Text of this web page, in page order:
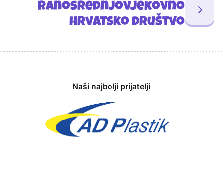
Ranosrednjovjekovno
hrvatsko društvo
Naši najbolji prijatelji